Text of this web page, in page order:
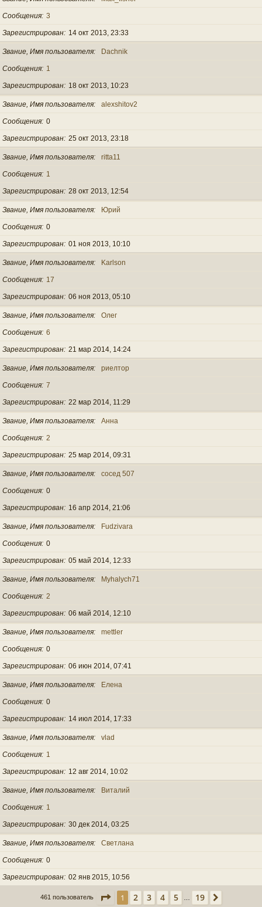
Сообщения 3
Зарегистрирован 14 окт 2013, 23:33
Звание, Имя пользователя Dachnik
Сообщения 1
Зарегистрирован 18 окт 2013, 10:23
Звание, Имя пользователя alexshitov2
Сообщения 0
Зарегистрирован 25 окт 2013, 23:18
Звание, Имя пользователя ritta11
Сообщения 1
Зарегистрирован 28 окт 2013, 12:54
Звание, Имя пользователя Юрий
Сообщения 0
Зарегистрирован 01 ноя 2013, 10:10
Звание, Имя пользователя Karlson
Сообщения 17
Зарегистрирован 06 ноя 2013, 05:10
Звание, Имя пользователя Олег
Сообщения 6
Зарегистрирован 21 мар 2014, 14:24
Звание, Имя пользователя риелтор
Сообщения 7
Зарегистрирован 22 мар 2014, 11:29
Звание, Имя пользователя Анна
Сообщения 2
Зарегистрирован 25 мар 2014, 09:31
Звание, Имя пользователя сосед 507
Сообщения 0
Зарегистрирован 16 апр 2014, 21:06
Звание, Имя пользователя Fudzivara
Сообщения 0
Зарегистрирован 05 май 2014, 12:33
Звание, Имя пользователя Myhalych71
Сообщения 2
Зарегистрирован 06 май 2014, 12:10
Звание, Имя пользователя mettler
Сообщения 0
Зарегистрирован 06 июн 2014, 07:41
Звание, Имя пользователя Елена
Сообщения 0
Зарегистрирован 14 июл 2014, 17:33
Звание, Имя пользователя vlad
Сообщения 1
Зарегистрирован 12 авг 2014, 10:02
Звание, Имя пользователя Виталий
Сообщения 1
Зарегистрирован 30 дек 2014, 03:25
Звание, Имя пользователя Светлана
Сообщения 0
Зарегистрирован 02 янв 2015, 10:56
461 пользователь Страница из 19
1 2 3 4 5 19